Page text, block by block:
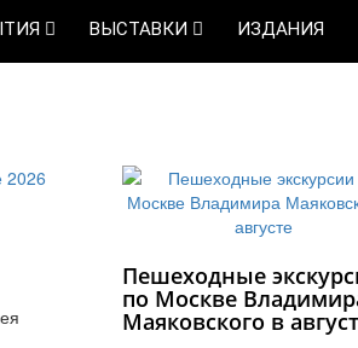
ВЫСТАВКИ ИЗДАНИЯ
Пешеходные
по Москве
Маяковского в